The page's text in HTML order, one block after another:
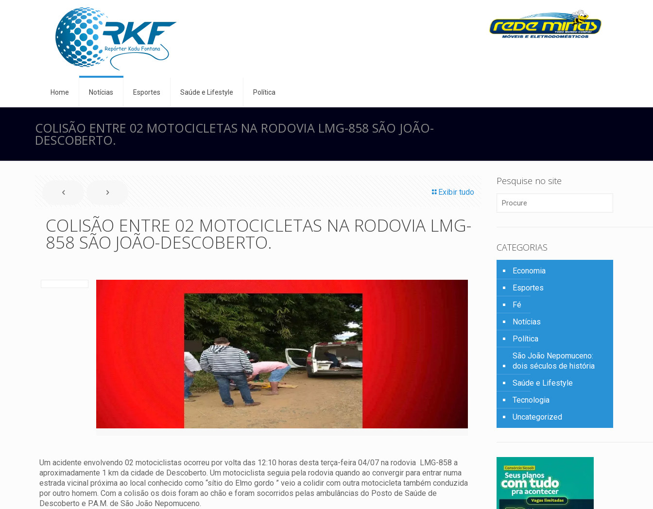
Home Notícias Esportes Saúde e Lifestyle Política
COLISÃO ENTRE 02 MOTOCICLETAS NA RODOVIA LMG-858 SÃO JOÃO-
DESCOBERTO.
Exibir tudo
COLISÃO ENTRE 02 MOTOCICLETAS NA RODOVIA LMG-
858 SÃO JOÃO-DESCOBERTO.
Um acidente envolvendo 02 motociclistas ocorreu por volta das 12:10 horas desta terça-feira 04/07 na rodovia LMG-858 a
aproximadamente 1 km da cidade de Descoberto. Um motociclista seguia pela rodovia quando ao convergir para entrar numa
estrada vicinal próxima ao local conhecido como “sítio do Elmo gordo ”veio a colidir com outra motocicleta também conduzida
por outro homem. Com a colisão os dois foram ao chão e foram socorridos pelas ambulâncias do Posto de Saúde de
Descoberto e P.A.M. de São João Nepomuceno.
Pesquise no site
CATEGORIAS
Economia
Esportes
Fé
Notícias
Política
São João Nepomuceno:
dois séculos de história
Saúde e Lifestyle
Tecnologia
Uncategorized